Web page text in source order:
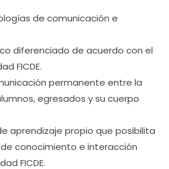
de comunicación e
diferenciado de acuerdo con el
FICDE.
permanente entre la
egresados y su cuerpo
aprendizaje propio que posibilita
conocimiento e interacción
FICDE.